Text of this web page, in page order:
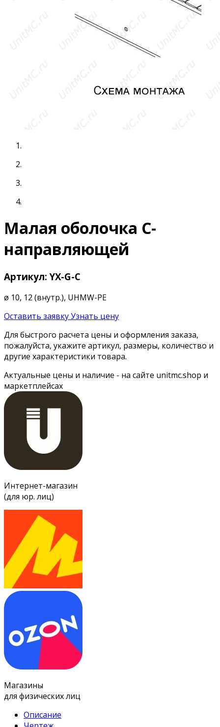
Малая оболочка С-
направляющей
Артикул: YX-G-C
ø 10, 12 (внутр.), UHMW-PE
Оставить заявкуУзнать цену
Для быстрого расчета цены и оформления заказа,
пожалуйста, укажите артикул, размеры, количество и
другие характеристики товара.
Актуальные цены и наличие - на сайте unitmc.shop и
маркетплейсах
Интернет-магазин
(для юр. лиц)
Магазины
для физических лиц
Описание